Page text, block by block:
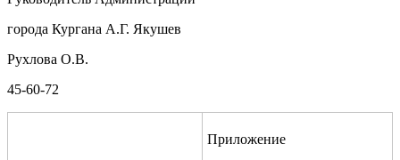
города Кургана А.Г. Якушев
Рухлова О.В.
45-60-72
Приложение